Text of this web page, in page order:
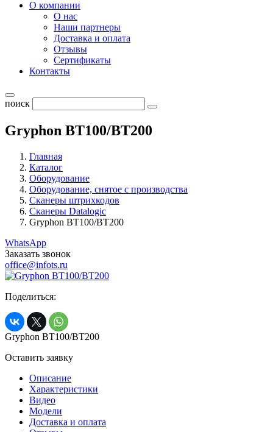
О компании
О нас
Наши партнеры
Доставка и оплата
Отзывы
Сертификаты
Контакты
поиск
Gryphon BT100/BT200
Главная
Каталог
Оборудование
Оборудование, снятое с производства
Сканеры штрихкодов
Сканеры Datalogic
Gryphon BT100/BT200
WhatsApp
Заказать звонок
office@infots.ru
Поделиться:
Gryphon BT100/BT200
Оставить заявку
Описание
Характеристики
Видео
Модели
Доставка и оплата